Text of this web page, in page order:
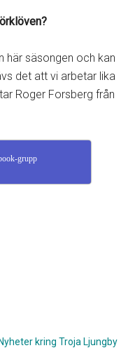
här säsongen och kan
det att vi arbetar lika
Roger Forsberg från
grupp
Nyheter kring Troja Ljungby